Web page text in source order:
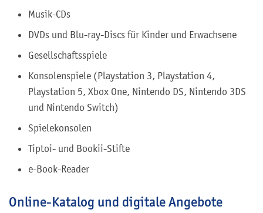
Musik-CDs
DVDs und Blu-ray-Discs für Kinder und Erwachsene
Gesellschaftsspiele
Konsolenspiele (Playstation 3, Playstation 4,
Playstation 5, Xbox One, Nintendo DS, Nintendo 3DS
und Nintendo Switch)
Spielekonsolen
Tiptoi- und Bookii-Stifte
e-Book-Reader
Online-Katalog und digitale Angebote